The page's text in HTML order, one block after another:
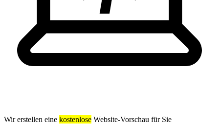
Wir erstellen eine kostenlose Website-Vorschau für Sie